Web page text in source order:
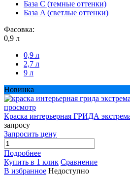
База С (темные оттенки)
База A (светлые оттенки)
Фасовка:
0,9 л
0,9 л
2,7 л
9 л
Новинка
просмотр
Краска интерьерная ГРИДА
запросу
Запросить цену
Подробнее
Купить в 1 клик Сравнение
В избранное Недоступно